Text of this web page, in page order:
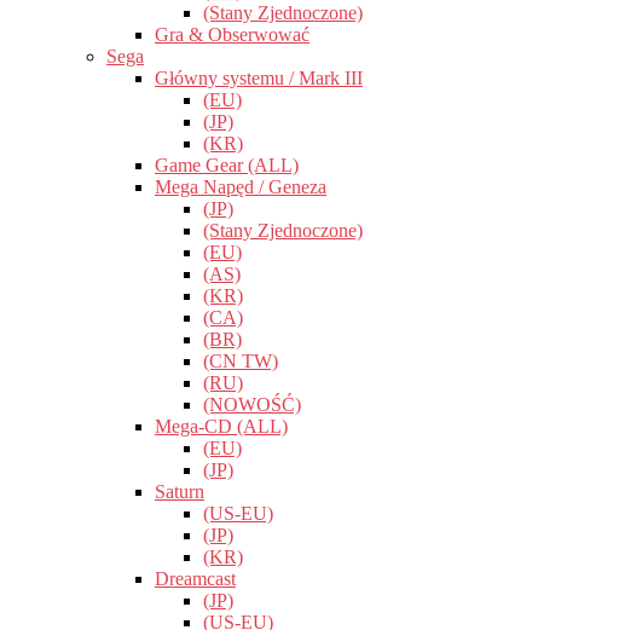
(Stany Zjednoczone)
Gra & Obserwować
Sega
Główny systemu / Mark III
(EU)
(JP)
(KR)
Game Gear (ALL)
Mega Napęd / Geneza
(JP)
(Stany Zjednoczone)
(EU)
(AS)
(KR)
(CA)
(BR)
(CN TW)
(RU)
(NOWOŚĆ)
Mega-CD (ALL)
(EU)
(JP)
Saturn
(US-EU)
(JP)
(KR)
Dreamcast
(JP)
(US-EU)